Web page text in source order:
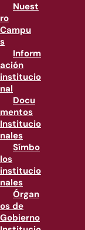
Nuest
ro
Campu
s
Inform
ación
institucio
nal
Docu
mentos
Institucio
nales
Símbo
los
institucio
nales
Órgan
os de
Gobierno